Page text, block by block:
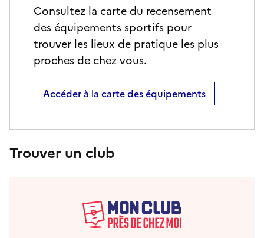
Consultez la carte du recensement
des équipements sportifs pour
trouver les lieux de pratique les plus
proches de chez vous.
Accéder à la carte des équipements
Trouver un club